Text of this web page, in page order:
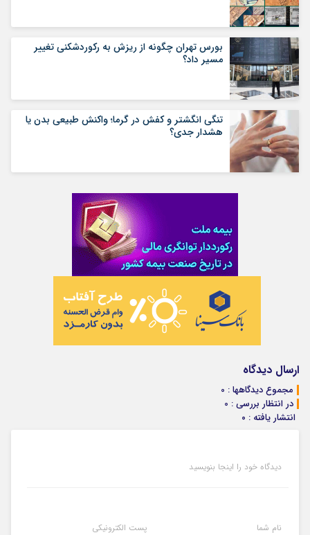
بورس تهران چگونه از ریزش به رکوردشکنی تغییر
مسیر داد؟
تنگی انگشتر و کفش در گرما؛ واکنش طبیعی بدن یا
هشدار جدی؟
ارسال دیدگاه
مجموع دیدگاهها : 0
در انتظار بررسی : 0
انتشار یافته : ۰
دیدگاه خود را اینجا بنویسید
نام شما پست الکترونیکی